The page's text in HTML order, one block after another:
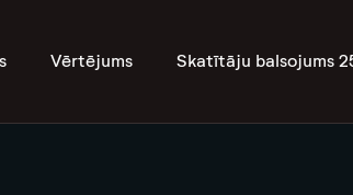
Vērtējums Skatītāju balsojums